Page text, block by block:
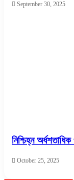
September 30, 2025
নিশ্চিহ্ন
October 25, 2025